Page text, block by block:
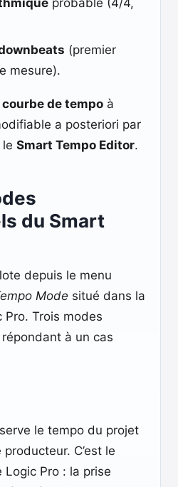
probable (4/4,
(premier
mesure).
courbe de tempo à
a posteriori par
Smart Tempo Editor.
du Smart
depuis le menu
Mode situé dans la
Pro. Trois modes
à un cas
le tempo du projet
C’est le
Pro : la prise